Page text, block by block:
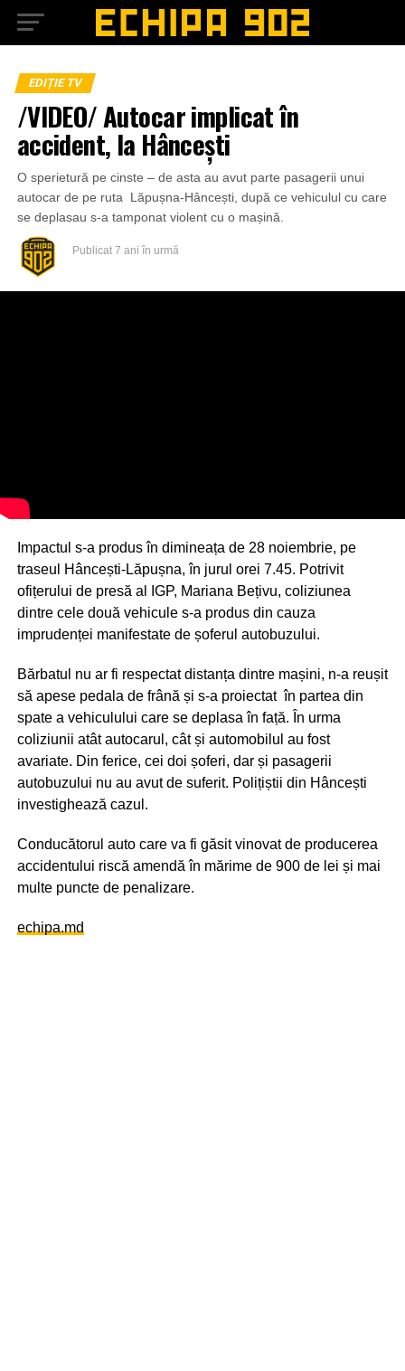
EDIȚIE TV
/VIDEO/ Autocar implicat în
accident, la Hâncești
O sperietură pe cinste – de asta au avut parte pasagerii unui
autocar de pe ruta Lăpușna-Hâncești, după ce vehiculul cu care
se deplasau s-a tamponat violent cu o mașină.
Publicat 7 ani în urmă
Impactul s-a produs în dimineața de 28 noiembrie, pe
traseul Hâncești-Lăpușna, în jurul orei 7.45. Potrivit
ofițerului de presă al IGP, Mariana Bețivu, coliziunea
dintre cele două vehicule s-a produs din cauza
imprudenței manifestate de șoferul autobuzului.
Bărbatul nu ar fi respectat distanța dintre mașini, n-a reușit
să apese pedala de frână și s-a proiectat în partea din
spate a vehiculului care se deplasa în față. În urma
coliziunii atât autocarul, cât și automobilul au fost
avariate. Din ferice, cei doi șoferi, dar și pasagerii
autobuzului nu au avut de suferit. Polițiștii din Hâncești
investighează cazul.
Conducătorul auto care va fi găsit vinovat de producerea
accidentului riscă amendă în mărime de 900 de lei și mai
multe puncte de penalizare.
echipa.md